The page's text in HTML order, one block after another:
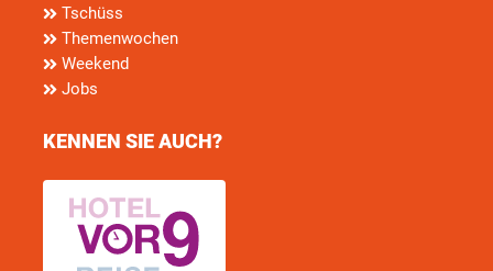
Tschüss
Themenwochen
Weekend
Jobs
KENNEN SIE AUCH?